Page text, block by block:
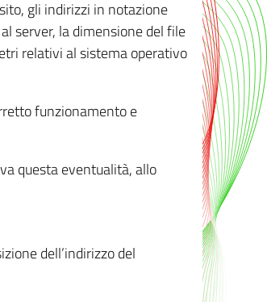
gli indirizzi in notazione
server, la dimensione del file
relativi al sistema operativo
funzionamento e
questa eventualità, allo
dell’indirizzo del